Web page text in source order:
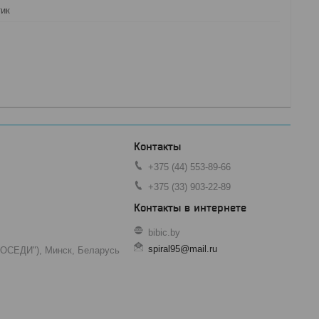
Минск, Беларусь
+375 (44) 553-89-66
+375 (33) 903-22-89
bibic.by
spiral95@mail.ru